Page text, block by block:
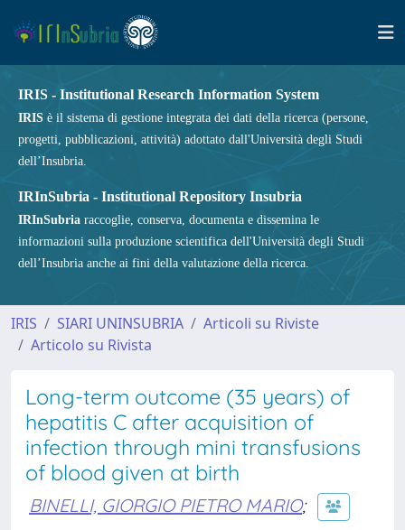
IRIS - Institutional Research Information System
IRIS è il sistema di gestione integrata dei dati della ricerca (persone,
progetti, pubblicazioni, attività) adottato dall'Università degli Studi
dell’Insubria.
IRInSubria - Institutional Repository Insubria
IRInSubria raccoglie, conserva, documenta e dissemina le
informazioni sulla produzione scientifica dell'Università degli Studi
dell’Insubria anche ai fini della valutazione della ricerca.
IRIS SIARI UNINSUBRIA
Articoli su Riviste
Articolo su Rivista
Long-term outcome (35 years) of
hepatitis C after acquisition of
infection through mini transfusions
of blood given at birth
BINELLI, GIORGIO PIETRO MARIO;